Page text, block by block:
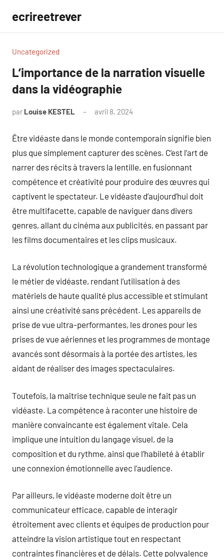
contenu
ecrireetrever
Uncategorized
L’importance de la narration visuelle
dans la vidéographie
par Louise KESTEL avril 8, 2024
Être vidéaste dans le monde contemporain signifie bien
plus que simplement capturer des scènes. C’est l’art de
narrer des récits à travers la lentille, en fusionnant
compétence et créativité pour produire des œuvres qui
captivent le spectateur. Le vidéaste d’aujourd’hui doit
être multifacette, capable de naviguer dans divers
genres, allant du cinéma aux publicités, en passant par
les films documentaires et les clips musicaux.
La révolution technologique a grandement transformé
le métier de vidéaste, rendant l’utilisation à des
matériels de haute qualité plus accessible et stimulant
ainsi une créativité sans précédent. Les appareils de
prise de vue ultra-performantes, les drones pour les
prises de vue aériennes et les programmes de montage
avancés sont désormais à la portée des artistes, les
aidant de réaliser des images spectaculaires.
Toutefois, la maîtrise technique seule ne fait pas un
vidéaste. La compétence à raconter une histoire de
manière convaincante est également vitale. Cela
implique une intuition du langage visuel, de la
composition et du rythme, ainsi que l’habileté à établir
une connexion émotionnelle avec l’audience.
Par ailleurs, le vidéaste moderne doit être un
communicateur efficace, capable de interagir
étroitement avec clients et équipes de production pour
atteindre la vision artistique tout en respectant
contraintes financières et de délais. Cette polyvalence